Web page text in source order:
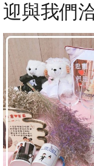
迎與我們